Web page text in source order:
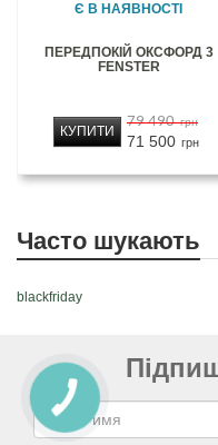
Є В НАЯВНОСТІ
ПЕРЕДПОКІЙ ОКСФОРД 3
FENSTER
79 490 грн
71 500 грн
КУПИТИ
Часто шукають
blackfriday